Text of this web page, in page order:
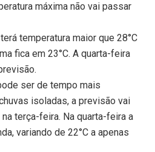
máxima não vai passar
temperatura maior que 28°C
fica em 23°C. A quarta-feira
ser de tempo mais
isoladas, a previsão vai
na terça-feira. Na quarta-feira a
variando de 22°C a apenas